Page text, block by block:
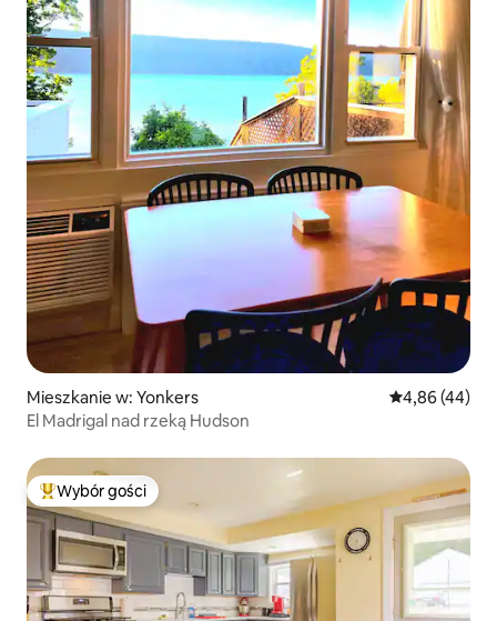
Mieszkanie w: Yonkers Średnia
4,86 (44)
El Madrigal nad rzeką Hudson
Najpopularniejsze z kategorii Wybór gości
Wybór gości